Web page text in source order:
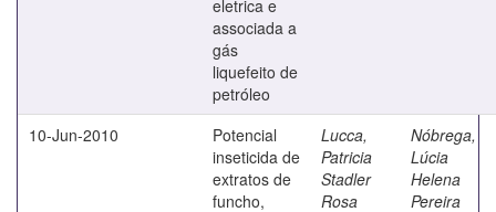
eletrica e
associada a
gás
liquefeito de
petróleo
10-Jun-2010
Potencial
inseticida de
extratos de
funcho,
Lucca,
Patricia
Stadler
Rosa
Nóbrega,
Lúcia
Helena
Pereira